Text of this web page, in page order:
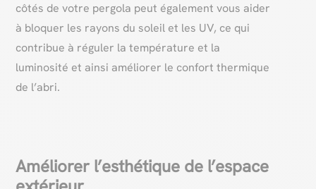
côtés de votre pergola peut également vous aider
à bloquer les rayons du soleil et les UV, ce qui
contribue à réguler la température et la
luminosité et ainsi améliorer le confort thermique
de l’abri.
Améliorer l’esthétique de l’espace